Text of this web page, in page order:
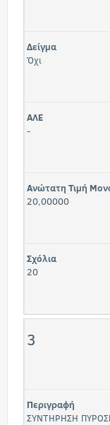
Δείγμα
Όχι
ΑΛΕ
-
Ανώτατη Τιμή
20,00000
Σχόλια
20
3
Περιγραφή
ΣΥΝΤΗΡΗΣΗ